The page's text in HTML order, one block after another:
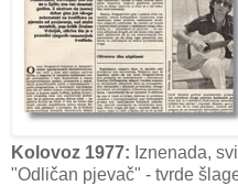
Kolovoz 1977: Iznenada,
"Odličan pjevač" - tvrde